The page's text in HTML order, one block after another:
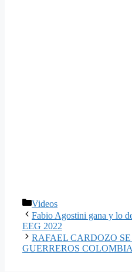
Categorías
Videos
Fabio Agostini gana y lo
EEG 2022
RAFAEL CARDOZO
GUERREROS